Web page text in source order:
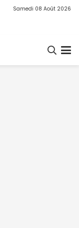
Samedi 08 Août 2026